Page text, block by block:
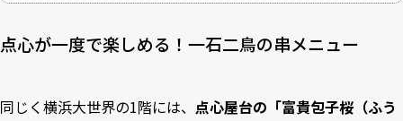
点心が一度で楽しめる！一石二鳥の串メニュー
同じく横浜大世界の1階には、 点心屋台の「富貴包子桜（ふう